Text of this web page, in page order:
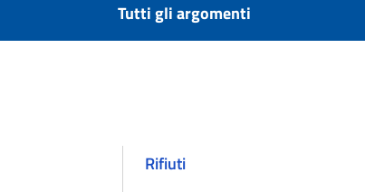
Tutti gli argomenti
Rifiuti